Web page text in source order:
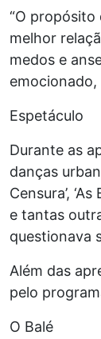
“O propósito
melhor
medos e
Espetáculo
Durante as
danças
Censura’,
e tantas
questionava
Além das
pelo
O Balé